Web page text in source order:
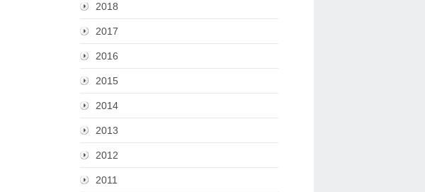
2018
2017
2016
2015
2014
2013
2012
2011